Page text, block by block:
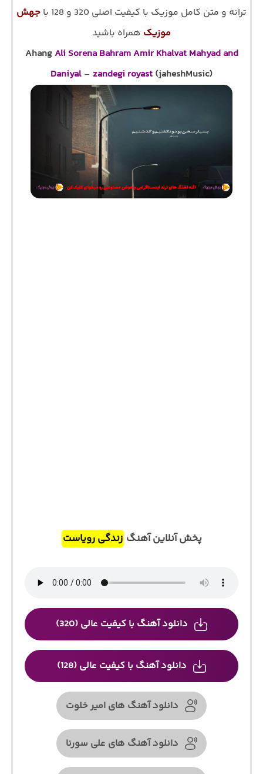
ترانه و متن کامل موزیک با کیفیت اصلی 320 و 128 با
جهش
موزیک همراه باشید
Ahang Ali Sorena Bahram Amir Khalvat Mahyad and
Daniyal – zandegi royast (jaheshMusic)
پخش آنلاین آهنگ زندگی رویاست
دانلود آهنگ با کیفیت عالی (320)
دانلود آهنگ با کیفیت عالی (128)
دانلود آهنگ های امیر خلوت
دانلود آهنگ های علی سورنا